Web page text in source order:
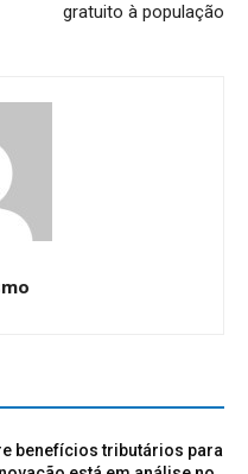
gratuito à população
benefícios tributários para